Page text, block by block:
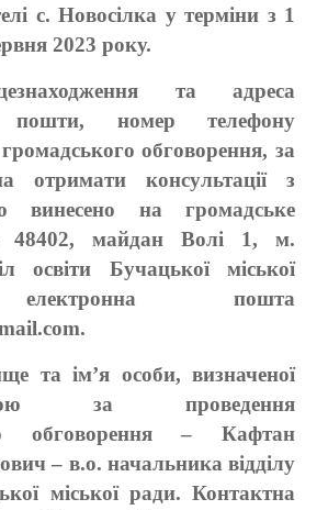
с. Новосілка у терміни з 1
2023 року.
та адреса
пошти, номер телефону
обговорення, за
отримати консультації з
винесено на громадське
48402, майдан Волі 1, м.
освіти Бучацької міської
пошта
та ім’я особи, визначеної
за проведення
обговорення – Кафтан
– в.о. начальника відділу
міської ради. Контактна